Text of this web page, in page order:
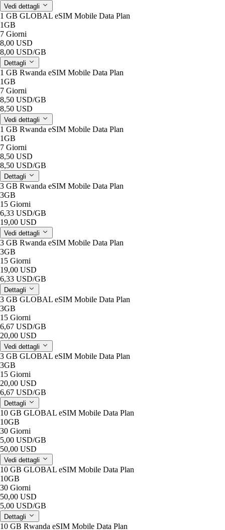
Vedi dettagli
1 GB GLOBAL eSIM Mobile Data Plan
1GB
7 Giorni
8,00 USD
8,00 USD/GB
Dettagli
1 GB Rwanda eSIM Mobile Data Plan
1GB
7 Giorni
8,50 USD/GB
8,50 USD
Vedi dettagli
1 GB Rwanda eSIM Mobile Data Plan
1GB
7 Giorni
8,50 USD
8,50 USD/GB
Dettagli
3 GB Rwanda eSIM Mobile Data Plan
3GB
15 Giorni
6,33 USD/GB
19,00 USD
Vedi dettagli
3 GB Rwanda eSIM Mobile Data Plan
3GB
15 Giorni
19,00 USD
6,33 USD/GB
Dettagli
3 GB GLOBAL eSIM Mobile Data Plan
3GB
15 Giorni
6,67 USD/GB
20,00 USD
Vedi dettagli
3 GB GLOBAL eSIM Mobile Data Plan
3GB
15 Giorni
20,00 USD
6,67 USD/GB
Dettagli
10 GB GLOBAL eSIM Mobile Data Plan
10GB
30 Giorni
5,00 USD/GB
50,00 USD
Vedi dettagli
10 GB GLOBAL eSIM Mobile Data Plan
10GB
30 Giorni
50,00 USD
5,00 USD/GB
Dettagli
10 GB Rwanda eSIM Mobile Data Plan